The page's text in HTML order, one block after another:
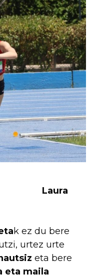
k ez du bere
urtez urte
eta bere
eta maila